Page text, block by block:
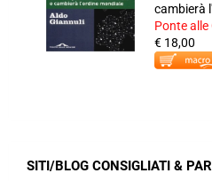
cambierà
Ponte alle
€ 18,00
SITI/BLOG CONSIGLIATI &